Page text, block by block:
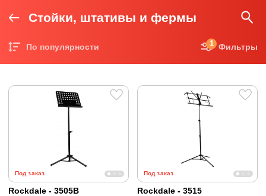
Стойки, штативы и фермы
По популярности Фильтры
1
Под заказ
Rockdale - 3505B
Под заказ
Rockdale - 3515